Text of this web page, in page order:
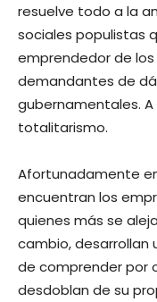
resuelve todo a la
sociales populistas
emprendedor de
demandantes de
gubernamentales.
totalitarismo.
Afortunadamente
encuentran los
quienes más se
cambio, desarrollan
de comprender por
desdoblan de su